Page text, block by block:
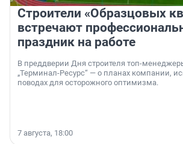
Строители «Образцовых
встречают
праздник на работе
В преддверии Дня строителя топ-
„Терминал-Ресурс“ — о планах компании,
поводах для осторожного оптимизма.
7 августа, 18:00